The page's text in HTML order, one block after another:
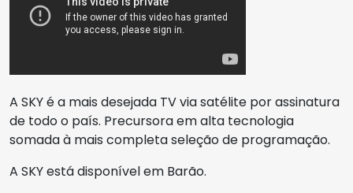
A SKY é a mais desejada TV via satélite por assinatura
de todo o país. Precursora em alta tecnologia
somada à mais completa seleção de programação.
A SKY está disponível em Barão.